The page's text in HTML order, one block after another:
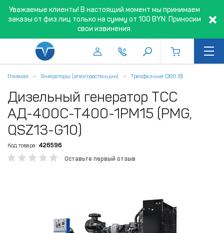
Уважаемые клиенты! В настоящий момент мы принимаем
заказы от физ.лиц только на сумму от 100 BYN. Приносим
свои извинения.
Главная Генераторы (электростанции) Трехфазные (380 В)
Дизельный генератор ТСС
АД-400С-Т400-1РМ15 (PMG,
QSZ13-G10)
Код товара: 426596
Оставьте первый отзыв